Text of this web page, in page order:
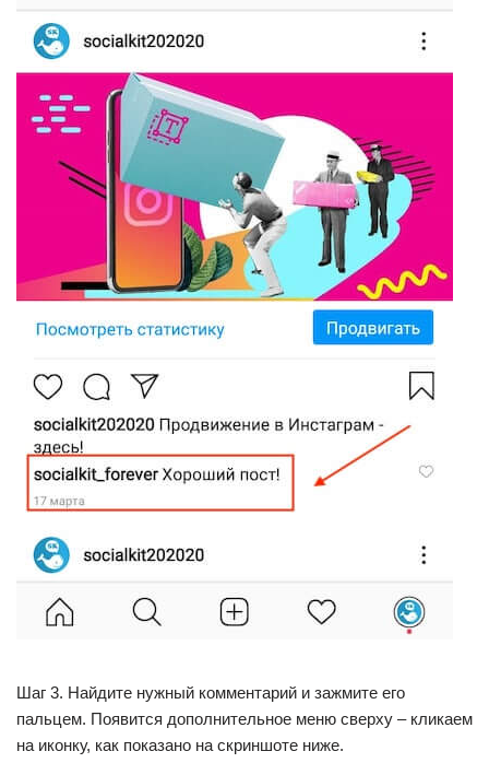
Шаг 3. Найдите нужный комментарий и зажмите его
пальцем. Появится дополнительное меню сверху – кликаем
на иконку, как показано на скриншоте ниже.